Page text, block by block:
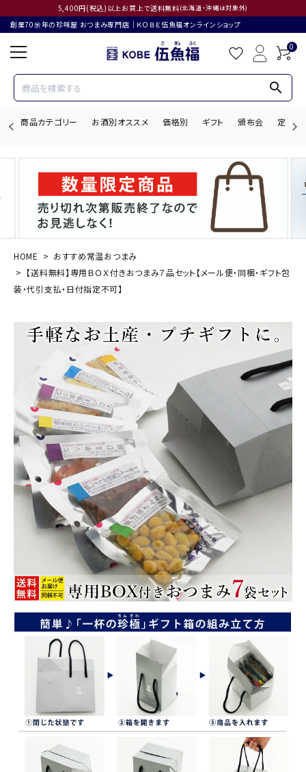
5,400円(税込)以上お買上で送料無料(北海道・沖縄は対象外)
創業70余年の珍味屋 おつまみ専門店│ＫＯＢＥ伍魚福オンラインショップ
0
search
商品カテゴリー お酒別オススメ 価格別 ギフト 頒布会 定期購
search
ACCOUNT MENU
ログイン
価格別
お問い合わせ
ご利用ガイド
直営店
HOME
おすすめ常温おつまみ
【送料無料】専用ＢＯＸ付きおつまみ７品セット【メール便・同梱・ギフト包
装・代引支払・日付指定不可】